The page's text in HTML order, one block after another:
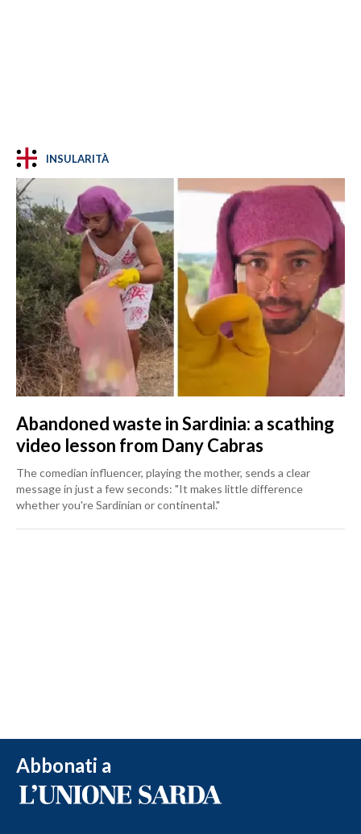
INSULARITÀ
Abandoned waste in Sardinia: a scathing
video lesson from Dany Cabras
The comedian influencer, playing the mother, sends a clear
message in just a few seconds: "It makes little difference
whether you're Sardinian or continental."
Abbonati a